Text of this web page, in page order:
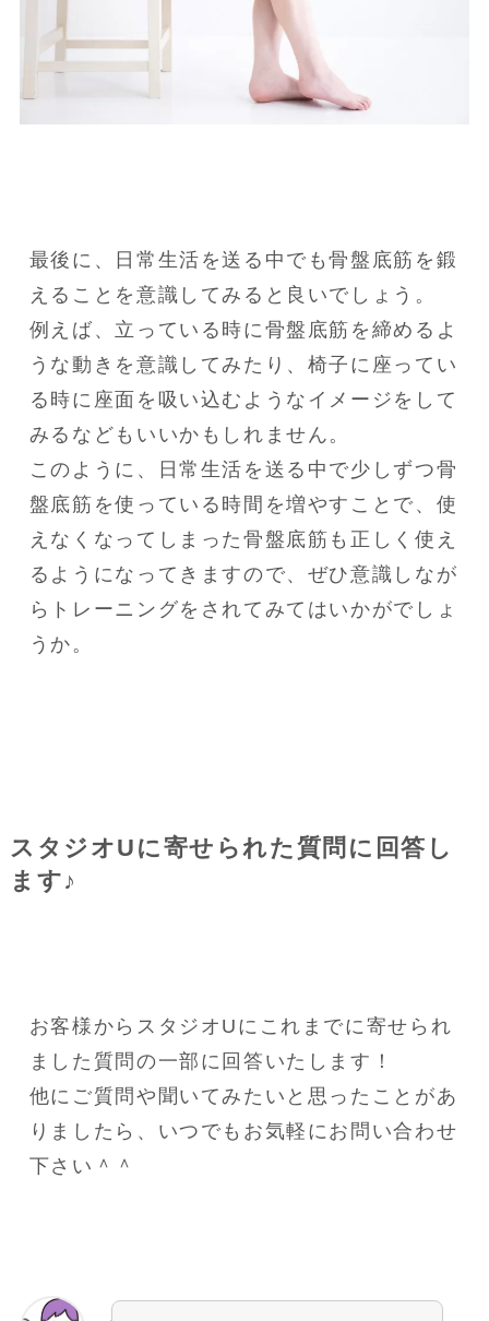
最後に、日常生活を送る中でも骨盤底筋を鍛
えることを意識してみると良いでしょう。
例えば、立っている時に骨盤底筋を締めるよ
うな動きを意識してみたり、椅子に座ってい
る時に座面を吸い込むようなイメージをして
みるなどもいいかもしれません。
このように、日常生活を送る中で少しずつ骨
盤底筋を使っている時間を増やすことで、使
えなくなってしまった骨盤底筋も正しく使え
るようになってきますので、ぜひ意識しなが
らトレーニングをされてみてはいかがでしょ
うか。
スタジオUに寄せられた質問に回答し
ます♪
お客様からスタジオUにこれまでに寄せられ
ました質問の一部に回答いたします！
他にご質問や聞いてみたいと思ったことがあ
りましたら、いつでもお気軽にお問い合わせ
下さい＾＾